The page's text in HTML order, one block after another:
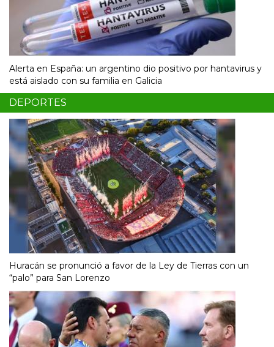
Alerta en España: un argentino dio positivo por hantavirus y
está aislado con su familia en Galicia
DEPORTES
Huracán se pronunció a favor de la Ley de Tierras con un
“palo” para San Lorenzo